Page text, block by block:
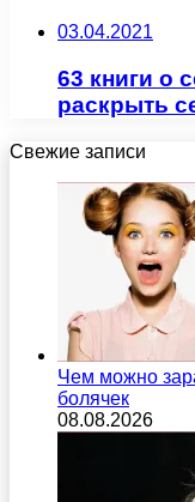
03.04.2021
63 книги о
раскрыть
Свежие записи
Чем можно
болячек
08.08.2026